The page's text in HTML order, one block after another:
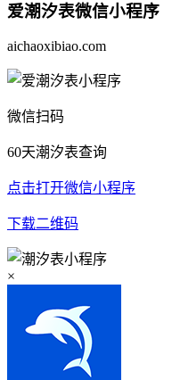
爱潮汐表微信小程序
aichaoxibiao.com
微信扫码
60天潮汐表查询
点击打开微信小程序
下载二维码
×